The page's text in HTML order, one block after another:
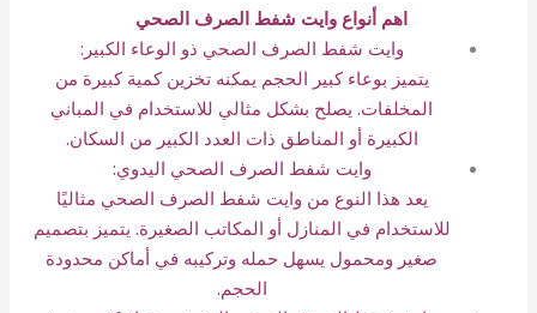
اهم أنواع وايت شفط الصرف الصحي
وايت شفط الصرف الصحي ذو الوعاء الكبير:
يتميز بوعاء كبير الحجم يمكنه تخزين كمية كبيرة من
المخلفات. يصلح بشكل مثالي للاستخدام في المباني
الكبيرة أو المناطق ذات العدد الكبير من السكان.
وايت شفط الصرف الصحي اليدوي:
يعد هذا النوع من وايت شفط الصرف الصحي مثاليًا
للاستخدام في المنازل أو المكاتب الصغيرة. يتميز بتصميم
صغير ومحمول يسهل حمله وتركيبه في أماكن محدودة
الحجم.